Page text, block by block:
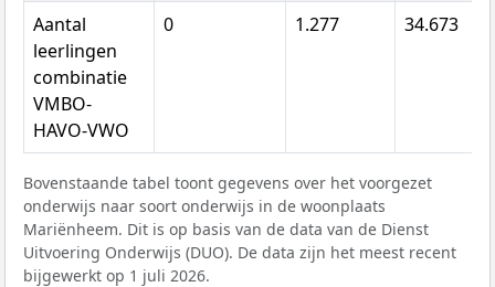
Aantal
leerlingen
combinatie
VMBO-
HAVO-VWO
0 1.277 34.673
Bovenstaande tabel toont gegevens over het voorgezet
onderwijs naar soort onderwijs in de woonplaats
Mariënheem. Dit is op basis van de data van de Dienst
Uitvoering Onderwijs (DUO). De data zijn het meest recent
bijgewerkt op 1 juli 2026.